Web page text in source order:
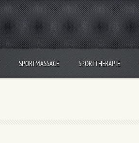
SPORTMASSAGE SPORTTHERAPIE